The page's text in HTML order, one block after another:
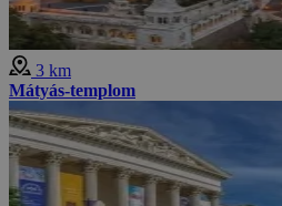
3 km
Mátyás-templom